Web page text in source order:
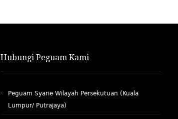
Hubungi Peguam Kami
Peguam Syarie Wilayah Persekutuan (Kuala
Lumpur/ Putrajaya)